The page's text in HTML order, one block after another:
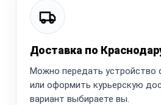
Доставка по
Можно передать устройство
или оформить курьерскую
вариант выбираете вы.